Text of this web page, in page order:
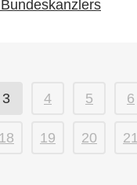
3 4 5 6
18 19 20 21